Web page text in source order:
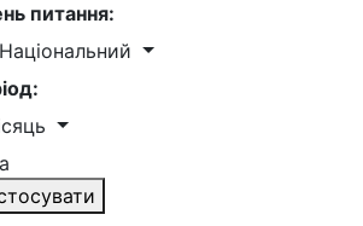
питання:
Національний